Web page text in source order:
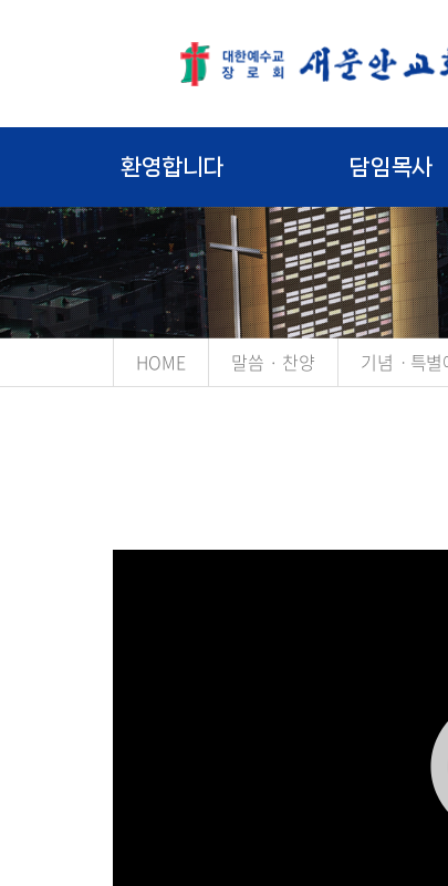
환영합니다 담임목사
HOME 말씀 · 찬양 기념ㆍ특별